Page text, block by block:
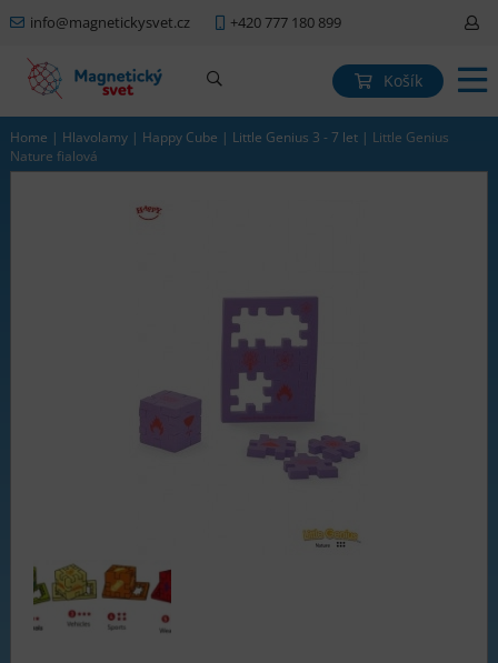
info@magnetickysvet.cz +420 777 180 899
Košík
Home | Hlavolamy | Happy Cube | Little Genius 3 - 7 let | Little Genius
Nature fialová